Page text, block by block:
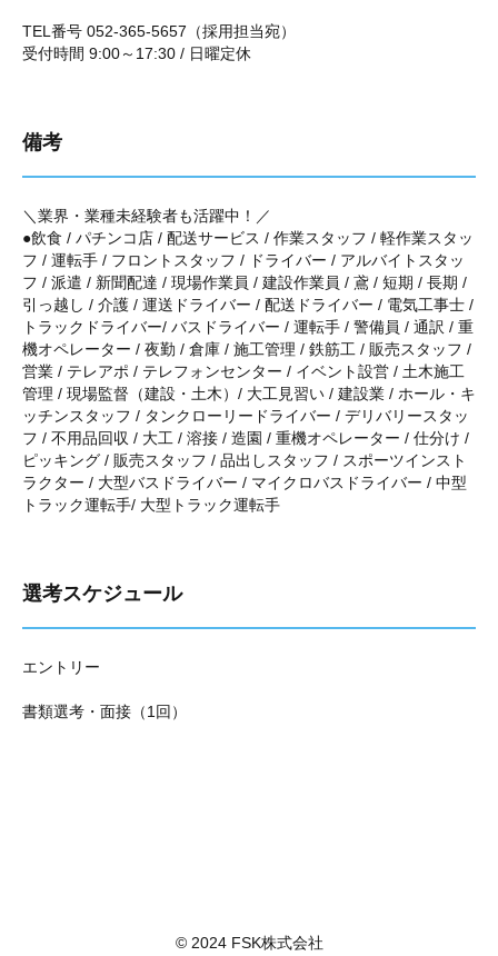
TEL番号 052-365-5657（採用担当宛）
受付時間 9:00～17:30 / 日曜定休
備考
＼業界・業種未経験者も活躍中！／
●飲食 / パチンコ店 / 配送サービス / 作業スタッフ / 軽作業スタッ
フ / 運転手 / フロントスタッフ / ドライバー / アルバイトスタッ
フ / 派遣 / 新聞配達 / 現場作業員 / 建設作業員 / 鳶 / 短期 / 長期 /
引っ越し / 介護 / 運送ドライバー / 配送ドライバー / 電気工事士 /
トラックドライバー/ バスドライバー / 運転手 / 警備員 / 通訳 / 重
機オペレーター / 夜勤 / 倉庫 / 施工管理 / 鉄筋工 / 販売スタッフ /
営業 / テレアポ / テレフォンセンター / イベント設営 / 土木施工
管理 / 現場監督（建設・土木）/ 大工見習い / 建設業 / ホール・キ
ッチンスタッフ / タンクローリードライバー / デリバリースタッ
フ / 不用品回収 / 大工 / 溶接 / 造園 / 重機オペレーター / 仕分け /
ピッキング / 販売スタッフ / 品出しスタッフ / スポーツインスト
ラクター / 大型バスドライバー / マイクロバスドライバー / 中型
トラック運転手/ 大型トラック運転手
選考スケジュール
エントリー
書類選考・面接（1回）
© 2024 FSK株式会社